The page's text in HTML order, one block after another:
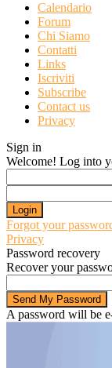
Calendario
Forum
Chi Siamo
Contatti
Links
Iscriviti
Subscribe
Contact us
Privacy
Sign in
Welcome! Log into
Forgot your
Privacy
Password recovery
Recover your
A password will be